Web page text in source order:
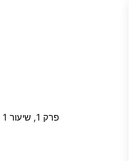
פרק 1, שיעור 1